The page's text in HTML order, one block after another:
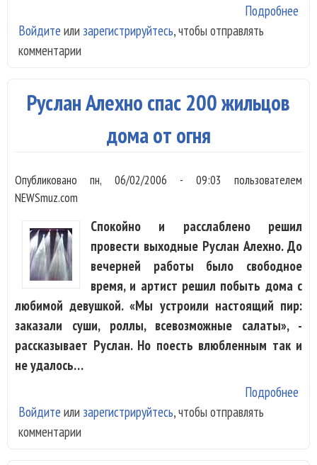
Подробнее
Войдите или зарегистрируйтесь, чтобы отправлять
комментарии
Руслан Алехно спас 200 жильцов
дома от огня
Опубликованопн, 06/02/2006 - 09:03 пользователем
NEWSmuz.com
Спокойно и расслаблено решил
провести выходные Руслан Алехно. До
вечерней работы было свободное
время, и артист решил побыть дома с
любимой девушкой. «Мы устроили настоящий пир:
заказали суши, роллы, всевозможные салаты», -
рассказывает Руслан. Но поесть влюбленным так и
не удалось…
Подробнее
Войдите или зарегистрируйтесь, чтобы отправлять
комментарии